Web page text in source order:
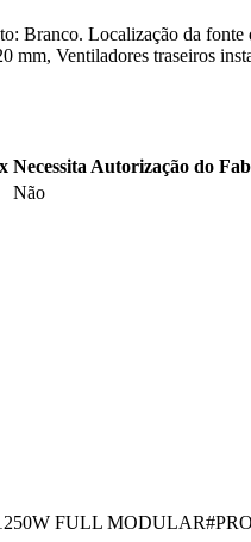
Localização da fonte
mm, Ventiladores traseiros
Necessita Autorização do
Não
FULL